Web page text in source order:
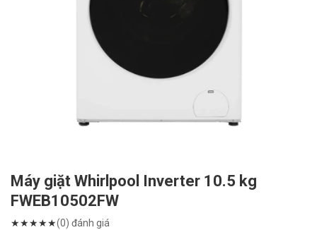
Máy giặt Whirlpool Inverter 10.5 kg
FWEB10502FW
★★★★★(0) đánh giá